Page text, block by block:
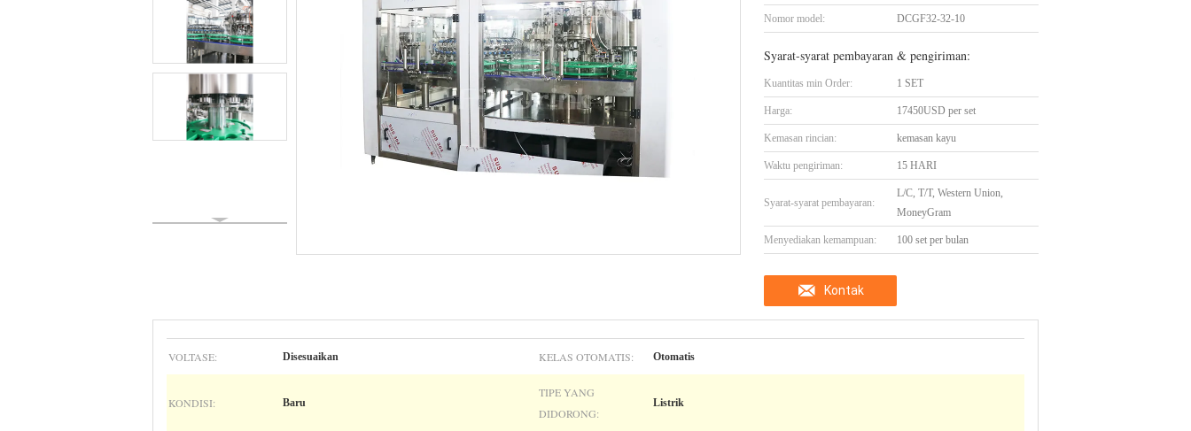
Nomor model: DCGF32-32-10
Syarat-syarat pembayaran & pengiriman:
Kuantitas min Order: 1 SET
Harga: 17450USD per set
Kemasan rincian: kemasan kayu
Waktu pengiriman: 15 HARI
Syarat-syarat pembayaran:
L/C, T/T, Western Union,
MoneyGram
Menyediakan kemampuan: 100 set per bulan
Kontak
VOLTASE: Disesuaikan KELAS OTOMATIS: Otomatis
KONDISI: Baru
TIPE YANG
DIDORONG:
Listrik